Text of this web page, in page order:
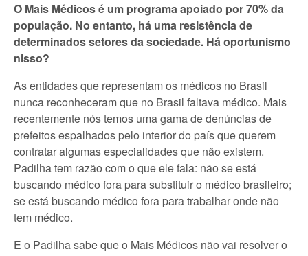
O Mais Médicos é um programa apoiado por 70% da
população. No entanto, há uma resistência de
determinados setores da sociedade. Há oportunismo
nisso?
As entidades que representam os médicos no Brasil
nunca reconheceram que no Brasil faltava médico. Mais
recentemente nós temos uma gama de denúncias de
prefeitos espalhados pelo interior do país que querem
contratar algumas especialidades que não existem.
Padilha tem razão com o que ele fala: não se está
buscando médico fora para substituir o médico brasileiro;
se está buscando médico fora para trabalhar onde não
tem médico.
E o Padilha sabe que o Mais Médicos não vai resolver o